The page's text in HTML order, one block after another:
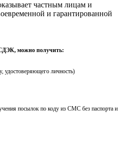
частным лицам и
и гарантированной
можно получить:
удостоверяющего личность)
посылок по коду из СМС без паспорта и